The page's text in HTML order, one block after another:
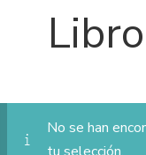
No se han
tu selección.